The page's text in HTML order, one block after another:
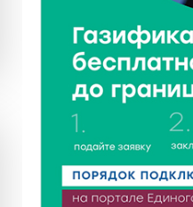
7 Авг 2026 11:44
Виталий Королев
до 2,5 миллиона рублей
Новые профессии
карьерному росту
7 Авг 2026 11:32